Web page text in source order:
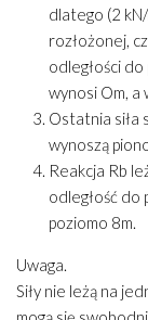
dlatego (2
rozłożonej,
odległości
wynosi Om, a
Ostatnia siła
wynoszą
Reakcja Rb
odległość do
poziomo 8m.
Uwaga.
Siły nie leżą na